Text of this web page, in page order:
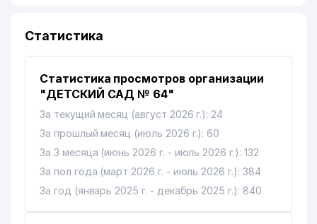
Статистика
Статистика просмотров организации
"ДЕТСКИЙ САД № 64"
За текущий месяц (август 2026 г.): 24
За прошлый месяц (июль 2026 г.): 60
За 3 месяца (июнь 2026 г. - июль 2026 г.): 132
За пол года (март 2026 г. - июль 2026 г.): 384
За год (январь 2025 г. - декабрь 2025 г.): 840